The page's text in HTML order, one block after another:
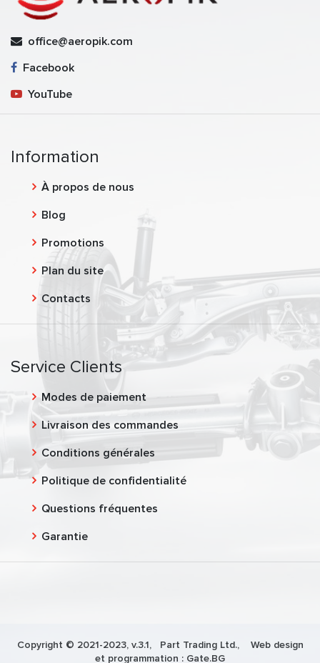
office@aeropik.com
Facebook
YouTube
Information
À propos de nous
Blog
Promotions
Plan du site
Contacts
Service Clients
Modes de paiement
Livraison des commandes
Conditions générales
Politique de confidentialité
Questions fréquentes
Garantie
Copyright © 2021-2023, v.3.1, Part Trading Ltd., Web design
et programmation : Gate.BG